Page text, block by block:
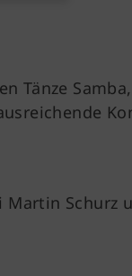
Schurz